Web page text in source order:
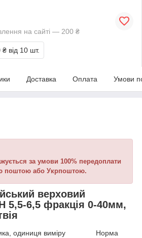
на сайті — 200 ₴
₴ від 10 шт.
Доставка Оплата Умови
за умови 100% передоплати
поштою або Укрпоштою.
верховий
5,5-6,5 фракція 0-40мм,
одиниця виміру Норма